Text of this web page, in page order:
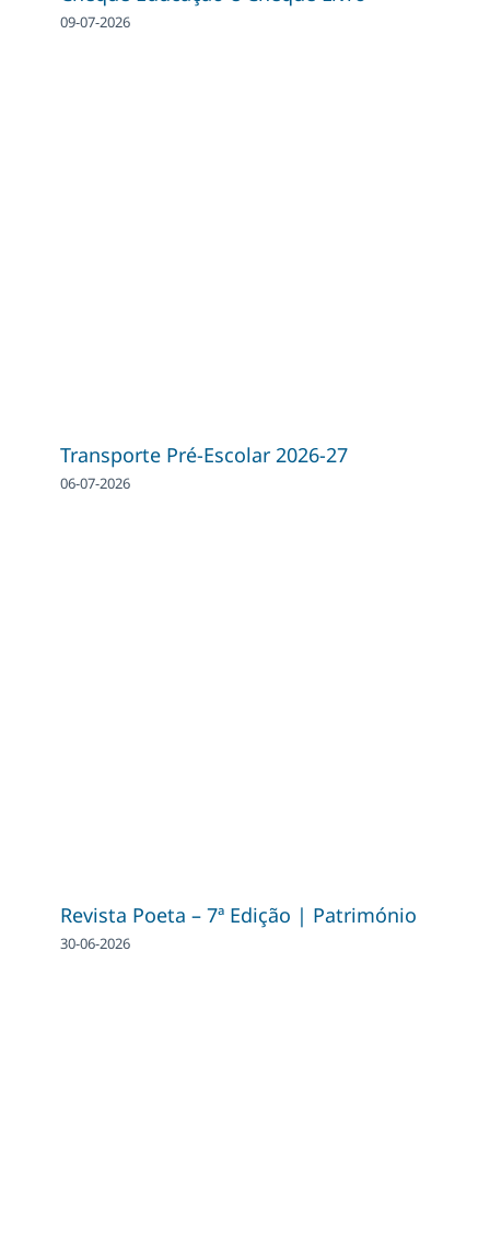
09-07-2026
Transporte Pré-Escolar 2026-27
06-07-2026
Revista Poeta – 7ª Edição | Património
30-06-2026